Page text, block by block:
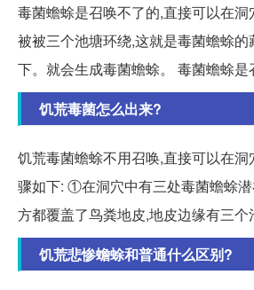
毒菌蟾蜍是召唤不了的,直接可以在
被被三个池塘环绕,这就是毒菌蟾蜍
下。就会生成毒菌蟾蜍。 毒菌蟾蜍是
饥荒毒菌怎么出来?
饥荒毒菌蟾蜍不用召唤,直接可以在
骤如下: ①在洞穴中有三处毒菌蟾蜍
方都覆盖了鸟粪地皮,地皮边缘有三个
饥荒悲惨蟾蜍和普通什么区别?